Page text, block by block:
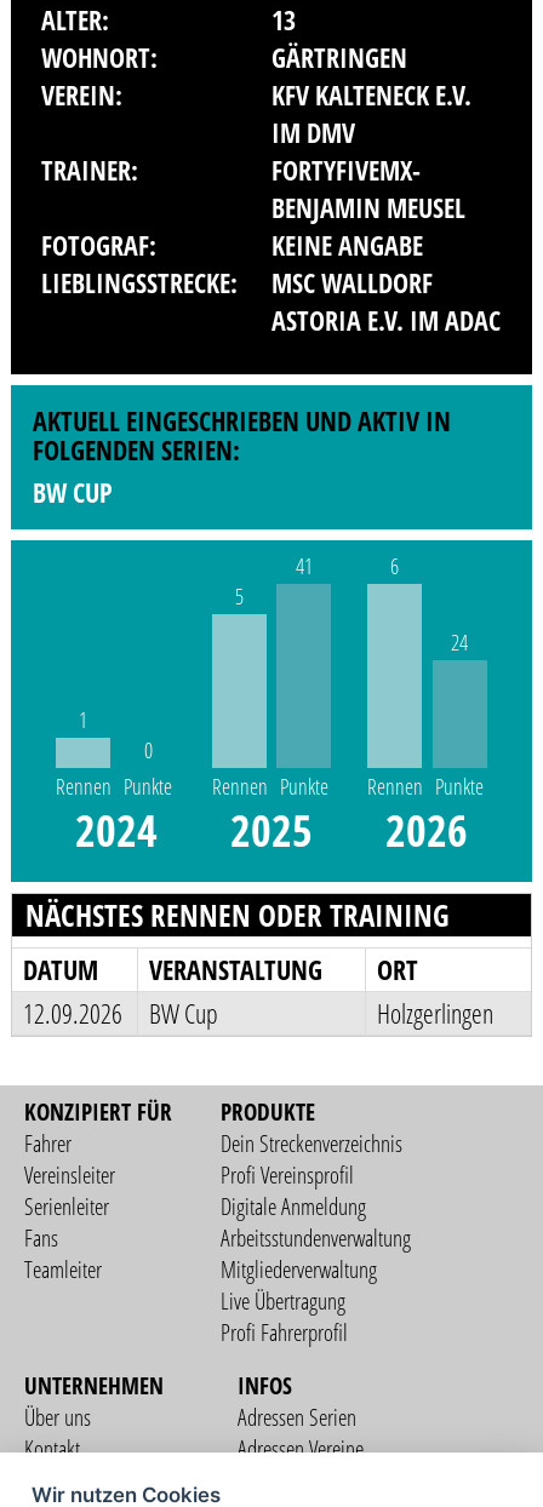
ALTER:
13
WOHNORT:
GÄRTRINGEN
VEREIN:
KFV KALTENECK E.V.
IM DMV
TRAINER:
FORTYFIVEMX-
BENJAMIN MEUSEL
FOTOGRAF:
KEINE ANGABE
LIEBLINGSSTRECKE:
MSC WALLDORF
ASTORIA E.V. IM ADAC
AKTUELL EINGESCHRIEBEN UND AKTIV IN
FOLGENDEN SERIEN:
BW CUP
1
Rennen
0
Punkte
2024
5
Rennen
41
Punkte
2025
6
Rennen
24
Punkte
2026
NÄCHSTES RENNEN ODER TRAINING
DATUM VERANSTALTUNG
ORT
12.09.2026
BW Cup Holzgerlingen
KONZIPIERT FÜR
Fahrer
Vereinsleiter
Serienleiter
Fans
Teamleiter
PRODUKTE
Dein Streckenverzeichnis
Profi Vereinsprofil
Digitale Anmeldung
Arbeitsstundenverwaltung
Mitgliederverwaltung
Live Übertragung
Profi Fahrerprofil
UNTERNEHMEN
Über uns
Kontakt
Nutzungsbedingungen
INFOS
Adressen Serien
Adressen Vereine
Wir nutzen Cookies